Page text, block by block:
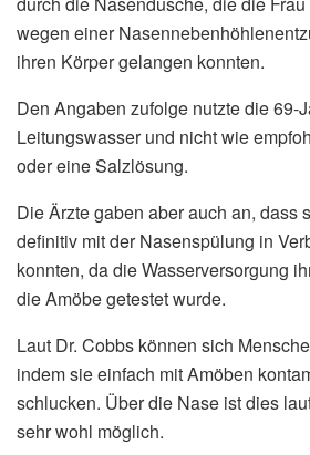
wegen einer
ihren Körper gelangen konnten.
Den Angaben zufolge nutzte die 69-
Leitungswasser und nicht wie
oder eine Salzlösung.
Die Ärzte gaben aber auch an, dass
definitiv mit der Nasenspülung in
konnten, da die Wasserversorgung
die Amöbe getestet wurde.
Laut Dr. Cobbs können sich
indem sie einfach mit Amöben
schlucken. Über die Nase ist dies
sehr wohl möglich.